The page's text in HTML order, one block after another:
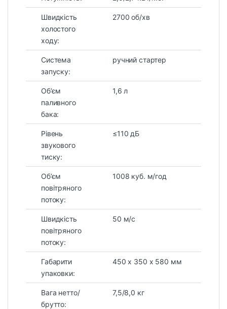
Швидкість
холостого
ходу:
2700 об/хв
Система
запуску:
ручний стартер
Об’єм
паливного
бака:
1,6 л
Рівень
звукового
тиску:
≤110 дБ
Об’єм
повітряного
потоку:
1008 куб. м/год
Швидкість
повітряного
потоку:
50 м/с
Габарити
упаковки:
450 х 350 х 580 мм
Вага нетто/
брутто:
7,5/8,0 кг